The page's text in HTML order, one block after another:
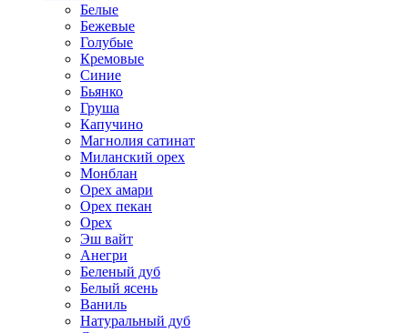
Белые
Бежевые
Голубые
Кремовые
Синие
Бьянко
Груша
Капучино
Магнолия сатинат
Миланский орех
Монблан
Орех амари
Орех пекан
Орех
Эш вайт
Анегри
Беленый дуб
Белый ясень
Ваниль
Натуральный дуб